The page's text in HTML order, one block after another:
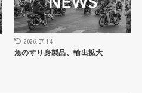
2026.07.14
魚のすり身製品、輸出拡大